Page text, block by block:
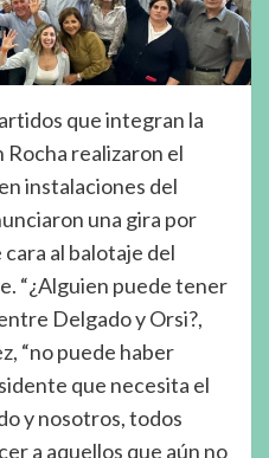
que integran la
Rocha realizaron el
instalaciones del
una gira por
al balotaje del
“¿Alguien puede tener
Delgado y Orsi?,
“no puede haber
que necesita el
y nosotros, todos
a aquellos que aún no